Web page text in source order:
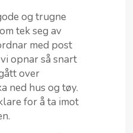
og trugne
tek seg av
med post
opnar så snart
over
ned hus og tøy.
for å ta imot